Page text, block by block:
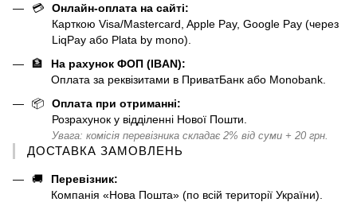
💳
Онлайн-оплата на сайті:
Карткою Visa/Mastercard, Apple Pay, Google Pay (через
LiqPay або Plata by mono).
🏦
На рахунок ФОП (IBAN):
Оплата за реквізитами в ПриватБанк або Monobank.
📦
Оплата при отриманні:
Розрахунок у відділенні Нової Пошти.
Увага: комісія перевізника складає 2% від суми + 20 грн.
ДОСТАВКА ЗАМОВЛЕНЬ
🚚
Перевізник:
Компанія «Нова Пошта» (по всій території України).